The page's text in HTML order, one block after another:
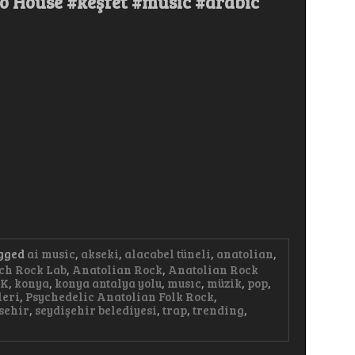
ai music, akseki, alacabel tüneli, anatolian,
Rock Lab, Anatolian Rock, Anatolian Rock
, konya, konya antalya yolu, musıc, müzik, pop,
, Psychedelic Anatolian Folk Rock,
, seydişehir belediyesi, trap, trending,